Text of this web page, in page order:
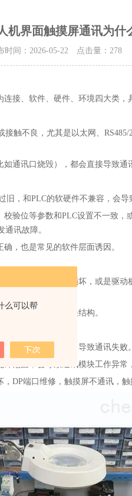
么可以帮
机界面触摸屏通讯为什
时间：2026-05-22 点击量： 278
接、软件、硬件、环境四大类‌，
触不良，尤其是以太网、
通讯口烧毁），都会直接导致通
，和PLC的软硬件不兼容，会导
验位等参数和PLC设置不一致
讯故障。
，也是常见的软件层面诱因。
线路断裂、元件损坏，或是驱
损伤内部通讯相关结构。
之间的通讯信号，导致通讯失败。
范围，会导致通讯模块工作异常
DP端口维修，触摸屏不通讯，